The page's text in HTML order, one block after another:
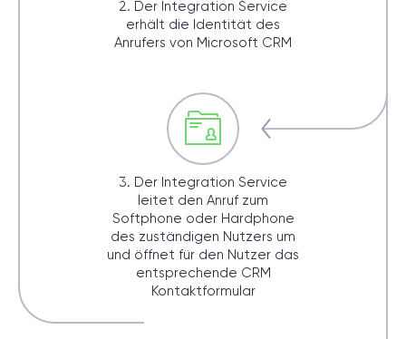
2. Der Integration Service
erhält die Identität des
Anrufers von Microsoft CRM
3. Der Integration Service
leitet den Anruf zum
Softphone oder Hardphone
des zuständigen Nutzers um
und öffnet für den Nutzer das
entsprechende CRM
Kontaktformular